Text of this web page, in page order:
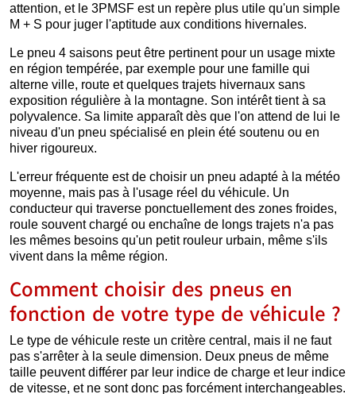
attention, et le 3PMSF est un repère plus utile qu'un simple
M + S pour juger l'aptitude aux conditions hivernales.
Le pneu 4 saisons peut être pertinent pour un usage mixte
en région tempérée, par exemple pour une famille qui
alterne ville, route et quelques trajets hivernaux sans
exposition régulière à la montagne. Son intérêt tient à sa
polyvalence. Sa limite apparaît dès que l'on attend de lui le
niveau d'un pneu spécialisé en plein été soutenu ou en
hiver rigoureux.
L'erreur fréquente est de choisir un pneu adapté à la météo
moyenne, mais pas à l'usage réel du véhicule. Un
conducteur qui traverse ponctuellement des zones froides,
roule souvent chargé ou enchaîne de longs trajets n'a pas
les mêmes besoins qu'un petit rouleur urbain, même s'ils
vivent dans la même région.
Comment choisir des pneus en
fonction de votre type de véhicule ?
Le type de véhicule reste un critère central, mais il ne faut
pas s'arrêter à la seule dimension. Deux pneus de même
taille peuvent différer par leur indice de charge et leur indice
de vitesse, et ne sont donc pas forcément interchangeables.